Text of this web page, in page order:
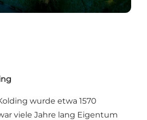
wurde etwa 1570
viele Jahre lang Eigentum